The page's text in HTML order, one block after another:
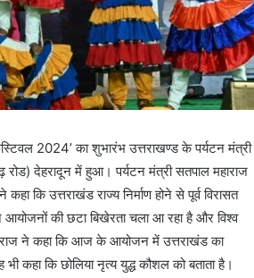
2024’ का शुभारंभ उत्तराखण्ड के पर्यटन मंत्री
रोड) देहरादून में हुआ। पर्यटन मंत्री सतपाल महाराज
कि उत्तराखंड राज्य निर्माण होने से पूर्व विरासत
आयोजनों की छटा बिखेरता चला आ रहा है और विश्व
ने कहा कि आज के आयोजन में उत्तराखंड का
कहा कि छोलिया नृत्य युद्ध कौशल को बताता है।